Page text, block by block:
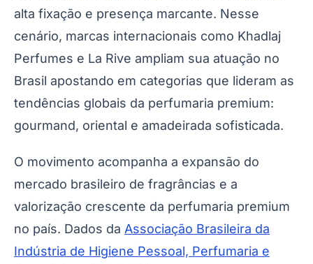
alta fixação e presença marcante. Nesse
cenário, marcas internacionais como Khadlaj
Perfumes e La Rive ampliam sua atuação no
Brasil apostando em categorias que lideram as
tendências globais da perfumaria premium:
gourmand, oriental e amadeirada sofisticada.
O movimento acompanha a expansão do
mercado brasileiro de fragrâncias e a
valorização crescente da perfumaria premium
no país. Dados da Associação Brasileira da
Indústria de Higiene Pessoal, Perfumaria e